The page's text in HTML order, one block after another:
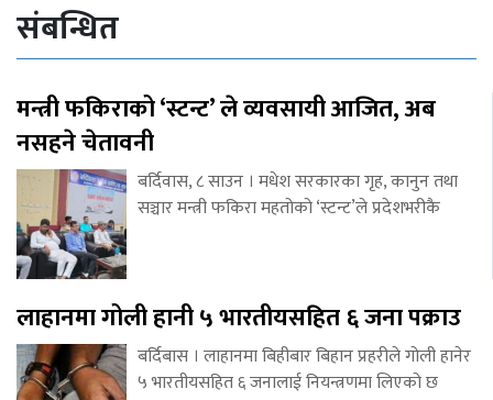
संबन्धित
मन्त्री फकिराको ‘स्टन्ट’ ले व्यवसायी आजित, अब
नसहने चेतावनी
बर्दिवास, ८ साउन । मधेश सरकारका गृह, कानुन तथा
सञ्चार मन्त्री फकिरा महतोको ‘स्टन्ट’ले प्रदेशभरीकै
लाहानमा गोली हानी ५ भारतीयसहित ६ जना पक्राउ
बर्दिबास । लाहानमा बिहीबार बिहान प्रहरीले गोली हानेर
५ भारतीयसहित ६ जनालाई नियन्त्रणमा लिएको छ